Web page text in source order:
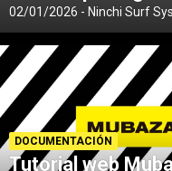
02/01/2026 Ninchi Surf
DOCUMENTACIÓN
Tutorial web